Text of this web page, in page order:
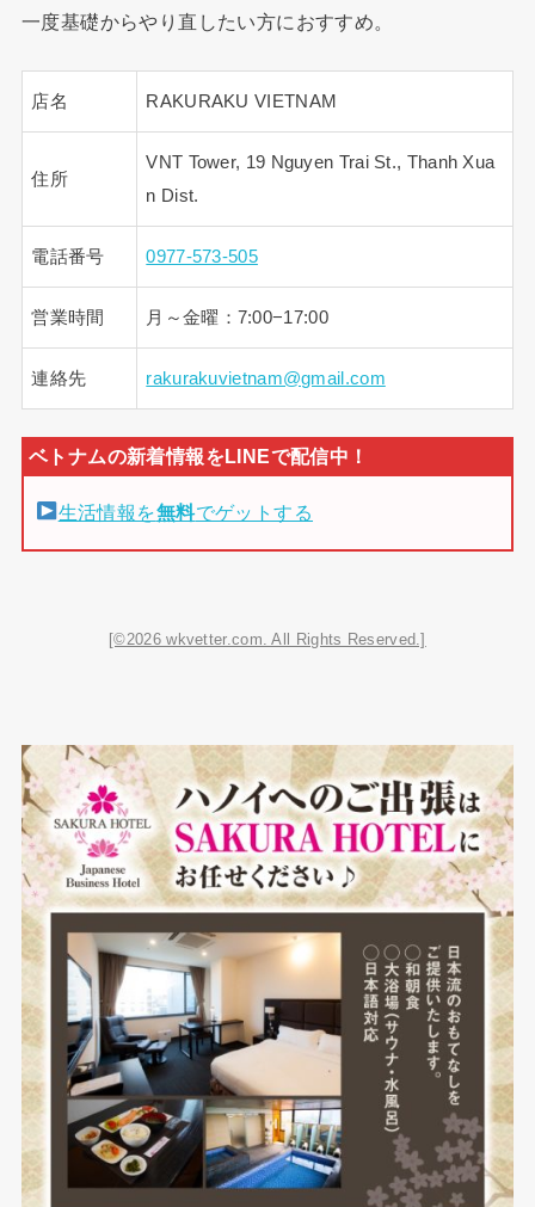
一度基礎からやり直したい方におすすめ。
店名 RAKURAKU VIETNAM
住所
VNT Tower, 19 Nguyen Trai St., Thanh Xua
n Dist.
電話番号 0977-573-505
営業時間 月～金曜：7:00−17:00
連絡先 rakurakuvietnam@gmail.com
生活情報を無料でゲットする
[©2026 wkvetter.com. All Rights Reserved.]